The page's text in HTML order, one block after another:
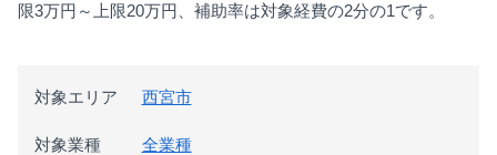
限3万円～上限20万円、補助率は対象経費の2分の1です。
対象エリア 西宮市
対象業種 全業種